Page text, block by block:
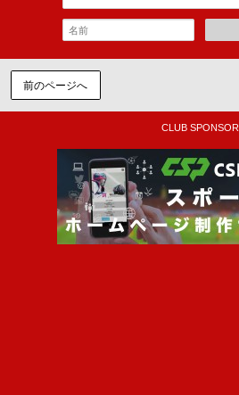
前のページへ
CLUB SPONSOR